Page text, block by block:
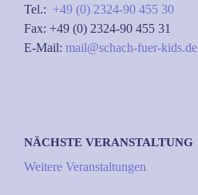
Tel.: +49 (0) 2324-90 455 30
Fax: +49 (0) 2324-90 455 31
E-Mail: mail@schach-fuer-kids.de
NÄCHSTE VERANSTALTUNG
Weitere Veranstaltungen